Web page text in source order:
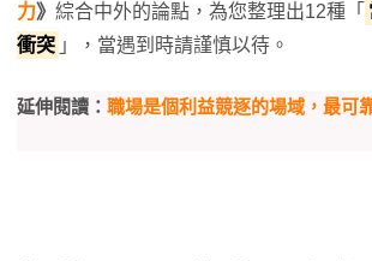
力》 綜合中外的論點，為您整理出12種「
衝突 」，當遇到時請謹慎以待。
延伸閱讀： 職場是個利益競逐的場域，最可